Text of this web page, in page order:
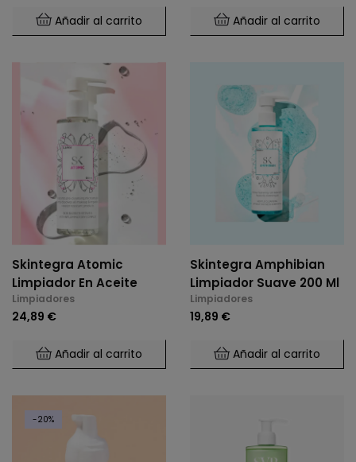
Añadir al carrito Añadir al carrito
Skintegra Atomic
Limpiador En Aceite
Limpiadores
24,89 €
Añadir al carrito
Skintegra Amphibian
Limpiador Suave 200 Ml
Limpiadores
19,89 €
Añadir al carrito
-20%